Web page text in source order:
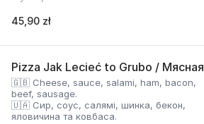
45,90 zł
Pizza Jak Lecieć to Grubo / Мясная
🇬🇧 Cheese, sauce, salami, ham, bacon,
beef, sausage.
🇺🇦 Сир, соус, салямі, шинка, бекон,
яловичина та ковбаса.